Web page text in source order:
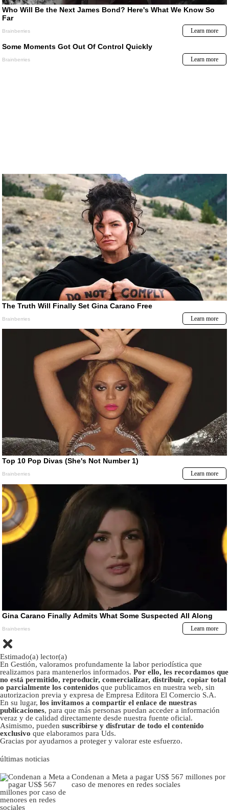
Estimado(a) lector(a)
En Gestión, valoramos profundamente la labor periodística que
realizamos para mantenerlos informados. Por ello, les recordamos que
no está permitido, reproducir, comercializar, distribuir, copiar total
o parcialmente los contenidos que publicamos en nuestra web, sin
autorizacion previa y expresa de Empresa Editora El Comercio S.A.
En su lugar, los invitamos a compartir el enlace de nuestras
publicaciones, para que más personas puedan acceder a información
veraz y de calidad directamente desde nuestra fuente oficial.
Asimismo, pueden suscribirse y disfrutar de todo el contenido
exclusivo que elaboramos para Uds.
Gracias por ayudarnos a proteger y valorar este esfuerzo.
últimas noticias
Condenan a Meta a pagar US$ 567 millones por
caso de menores en redes sociales